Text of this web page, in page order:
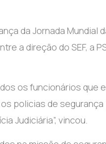
da Jornada Mundial
a direção do SEF, a
os funcionários que
policias de
Judiciária”, vincou.